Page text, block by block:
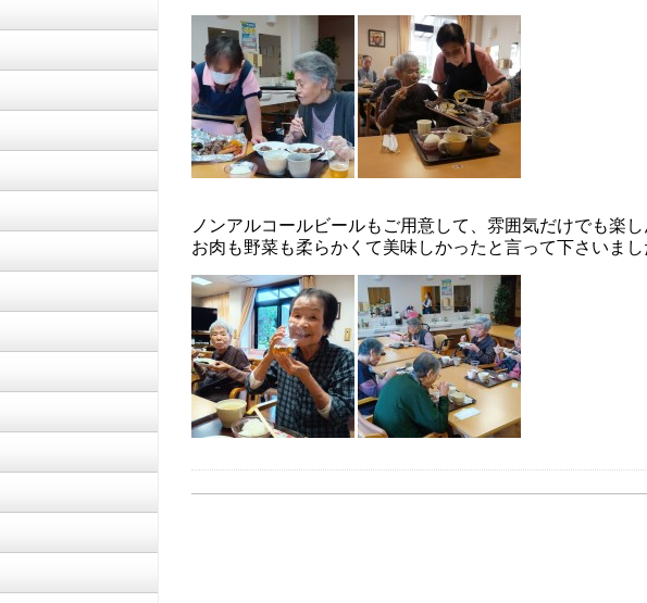
ノンアルコールビールもご用意して、雰囲気だけでも楽
お肉も野菜も柔らかくて美味しかったと言って下さいま